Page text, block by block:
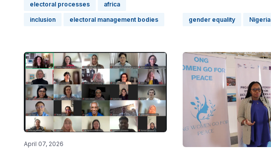
electoral processes africa
inclusion electoral management bodies gender equality Nigeria
April 07, 2026